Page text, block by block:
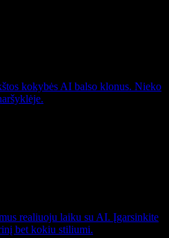
kokybės AI balso klonus. Nieko
realiuoju laiku su AI. Įgarsinkite
bet kokiu stiliumi.